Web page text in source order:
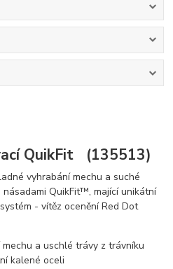
QuikFit (135513)
vyhrabání mechu a suché
QuikFit™, mající unikátní
- vítěz ocenění Red Dot
a uschlé trávy z trávníku
kalené oceli